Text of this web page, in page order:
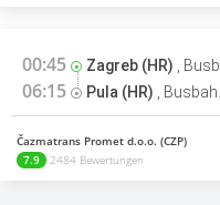
00:45 Zagreb (HR) Busbahnhof
06:15 Pula (HR) Busbahnhof
Čazmatrans Promet d.o.o. (CZP)
7.9
2484 Bewertungen